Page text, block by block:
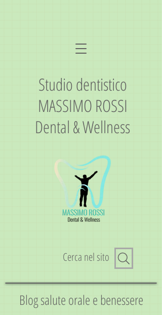
Studio dentistico
MASSIMO ROSSI
Dental & Wellness
Cerca nel sito
Blog salute orale e benessere